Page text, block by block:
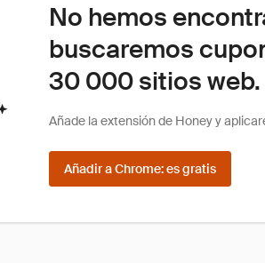
No hemos
buscaremos
30 000 sitios web.
Añade la extensión de Honey y
Añadir a Chrome: es gratis